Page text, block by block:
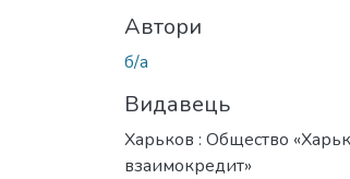
Автори
б/а
Видавець
Харьков : Общество
взаимокредит»